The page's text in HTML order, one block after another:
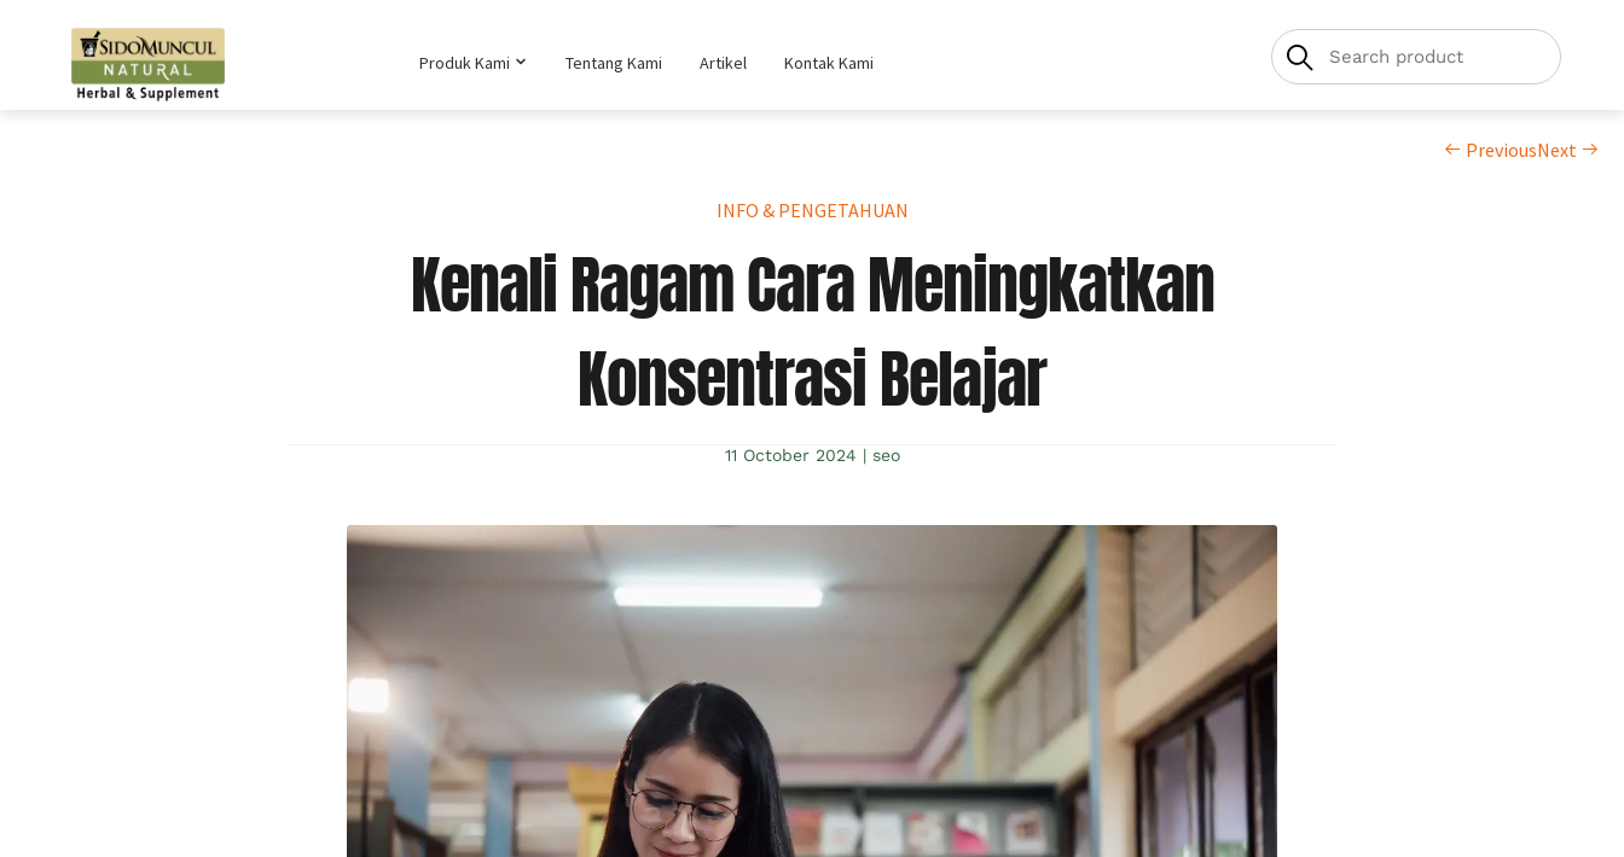
Produk Kami Tentang Kami Artikel Kontak Kami
PreviousNext
INFO & PENGETAHUAN
Kenali Ragam Cara Meningkatkan
Konsentrasi Belajar
11 October 2024 | seo